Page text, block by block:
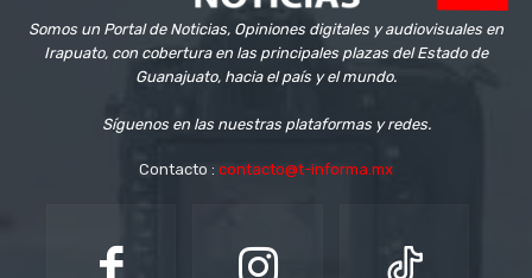
Somos un Portal de Noticias, Opiniones digitales y audiovisuales en
Irapuato, con cobertura en las principales plazas del Estado de
Guanajuato, hacia el país y el mundo.
Síguenos en las nuestras plataformas y redes.
Contacto : contacto@t-informa.mx